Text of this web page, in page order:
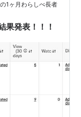
した。パートは
前に子供を学
1ヶ月わらしべ長者
果発表！！！